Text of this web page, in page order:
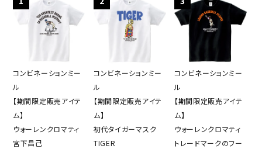
コンビネーションミー
ル
【期間限定販売アイテ
ム】
ウォーレンクロマティ
宮下昌己
コンビネーションミー
ル
【期間限定販売アイテ
ム】
初代タイガーマスク
TIGER
コンビネーションミー
ル
【期間限定販売アイテ
ム】
ウォーレンクロマティ
トレードマークのフー